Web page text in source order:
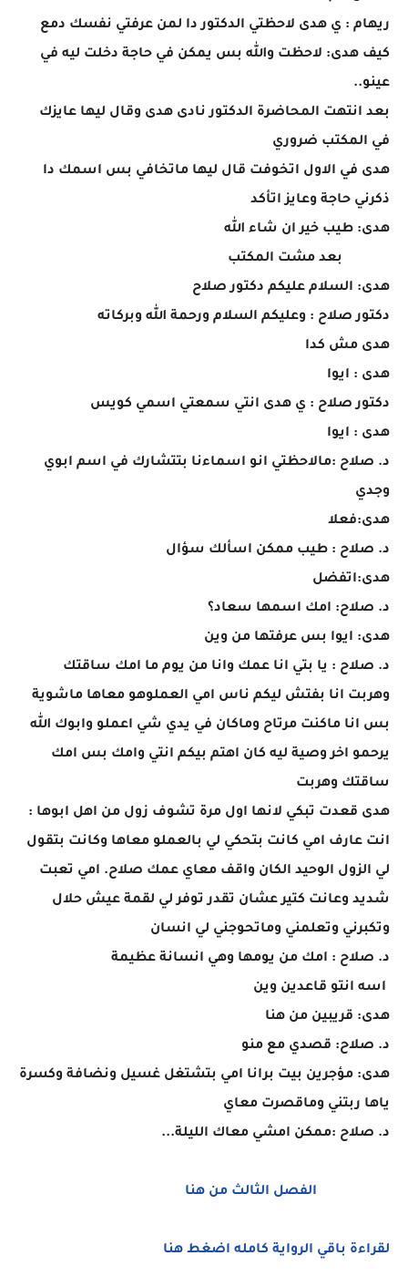
ريهام : ي هدى لاحظتي الدكتور دا لمن عرفتي نفسك دمع
كيف هدى: لاحظت والله بس يمكن في حاجة دخلت ليه في
عينو..
بعد انتهت المحاضرة الدكتور نادى هدى وقال ليها عايزك
في المكتب ضروري
هدى في الاول اتخوفت قال ليها ماتخافي بس اسمك دا
ذكرني حاجة وعايز اتأكد
هدى: طيب خير ان شاء الله
بعد مشت المكتب
هدى: السلام عليكم دكتور صلاح
دكتور صلاح : وعليكم السلام ورحمة الله وبركاته
هدى مش كدا
هدى : ايوا
دكتور صلاح : ي هدى انتي سمعتي اسمي كويس
هدى : ايوا
د. صلاح :مالاحظتي انو اسماءنا بتتشارك في اسم ابوي
وجدي
هدى:فعلا
د. صلاح : طيب ممكن اسألك سؤال
هدى:اتفضل
د. صلاح: امك اسمها سعاد؟
هدى: ايوا بس عرفتها من وين
د. صلاح : يا بتي انا عمك وانا من يوم ما امك ساقتك
وهربت انا بفتش ليكم ناس امي العملوهو معاها ماشوية
بس انا ماكنت مرتاح وماكان في يدي شي اعملو وابوك الله
يرحمو اخر وصية ليه كان اهتم بيكم انتي وامك بس امك
ساقتك وهربت
هدى قعدت تبكي لانها اول مرة تشوف زول من اهل ابوها :
انت عارف امي كانت بتحكي لي بالعملو معاها وكانت بتقول
لي الزول الوحيد الكان واقف معاي عمك صلاح. امي تعبت
شديد وعانت كتير عشان تقدر توفر لي لقمة عيش حلال
وتكبرني وتعلمني وماتحوجني لي انسان
د. صلاح : امك من يومها وهي انسانة عظيمة
اسه انتو قاعدين وين
هدى: قريبين من هنا
د. صلاح: قصدي مع منو
هدى: مؤجرين بيت برانا امي بتشتغل غسيل ونضافة وكسرة
ياها ربتني وماقصرت معاي
د. صلاح :ممكن امشي معاك الليلة...
الفصل الثالث من هنا
لقراءة باقي الرواية كامله اضغط هنا